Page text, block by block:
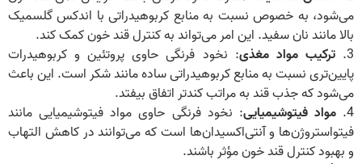
می‌شود، به خصوص نسبت به منابع کربوهیدراتی با اندکس گلسمیک
بالا مانند نان سفید. این امر می‌تواند به کنترل قند خون کمک کند.
3. ترکیب مواد مغذی: نخود فرنگی حاوی پروتئین و کربوهیدرات
پایین‌تری نسبت به منابع کربوهیدراتی ساده مانند شکر است. این باعث
می‌شود که جذب قند به مراتب کندتر اتفاق بیفتد.
4. مواد فیتوشیمیایی: نخود فرنگی حاوی مواد فیتوشیمیایی مانند
فیتواستروژن‌ها و آنتی‌اکسیدان‌ها است که می‌توانند در کاهش التهاب
و بهبود کنترل قند خون مؤثر باشند.